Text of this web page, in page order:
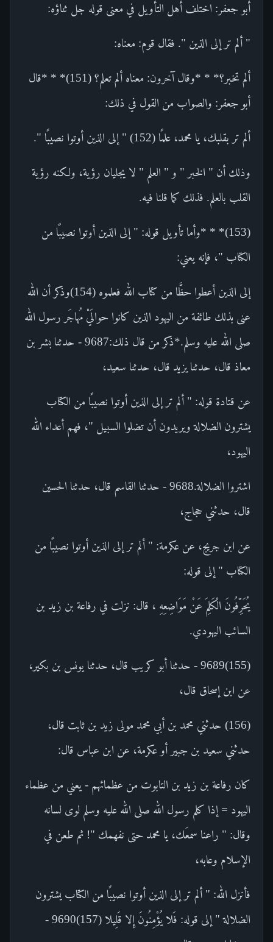
أبو جعفر: اختلف أهل التأويل في معنى قوله جل ثناؤه:
" ألم تر إلى الذين ". فقال قوم: معناه:
ألم تخبر؟* * *وقال آخرون: معناه ألم تعلم؟ (151)* * *قال
أبو جعفر: والصواب من القول في ذلك:
ألم تر بقلبك، يا محمد، علمًا (152) " إلى الذين أوتوا نصيبًا ".
وذلك أن " الخبر " و " العلم " لا يجليان رؤية، ولكنه رؤية
القلب بالعلم. فذلك كما قلنا فيه.
(153)* * *وأما تأويل قوله: " إلى الذين أوتوا نصيبًا من
الكتاب "، فإنه يعني:
إلى الذين أعطوا حظَّا من كتاب الله فعلموه (154)وذكر أن الله
عنى بذلك طائفة من اليهود الذين كانوا حوالَيْ مُهاجَر رسول الله
صلى الله عليه وسلم.*ذكر من قال ذلك:9687 - حدثنا بشر بن
معاذ قال، حدثنا يزيد قال، حدثنا سعيد،
عن قتادة قوله: " ألم تر إلى الذين أوتوا نصيبًا من الكتاب
يشترون الضلالة ويريدون أن تضلوا السبيل "، فهم أعداء الله
اليهود،
اشتروا الضلالة.9688 - حدثنا القاسم قال، حدثنا الحسين
قال، حدثني حجاج،
عن ابن جريج، عن عكرمة: " ألم تر إلى الذين أوتوا نصيبًا من
الكتاب " إلى قوله:
يُحَرِّفُونَ الْكَلِمَ عَنْ مَوَاضِعِهِ ، قال: نزلت في رفاعة بن زيد بن
السائب اليهودي.
(155)9689 - حدثنا أبو كريب قال، حدثنا يونس بن بكير،
عن ابن إسحاق قال،
(156) حدثني محمد بن أبي محمد مولى زيد بن ثابت قال،
حدثني سعيد بن جبير أو عكرمة، عن ابن عباس قال:
كان رفاعة بن زيد بن التابوت من عظمائهم - يعني من عظماء
اليهود = إذا كلم رسول الله صلى الله عليه وسلم لوى لسانه
وقال: " راعنا سمعَك، يا محمد حتى نفهمك "! ثم طعن في
الإسلام وعابه،
فأنزل الله: " ألم تر إلى الذين أوتوا نصيبًا من الكتاب يشترون
الضلالة " إلى قوله: فَلا يُؤْمِنُونَ إِلا قَلِيلا (157)9690 -